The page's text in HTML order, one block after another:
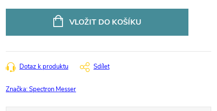
VLOŽIT DO KOŠÍKU
Dotaz k produktu Sdílet
Značka:Spectron Messer